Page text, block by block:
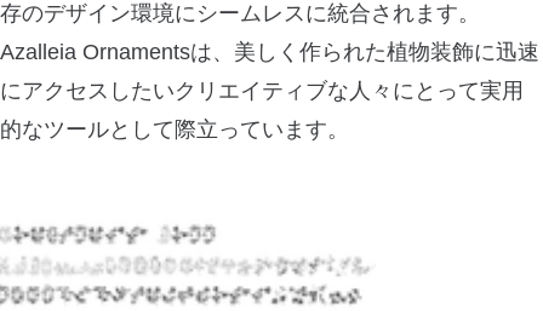
存のデザイン環境にシームレスに統合されます。
Azalleia Ornamentsは、美しく作られた植物装飾に迅速
にアクセスしたいクリエイティブな人々にとって実用
的なツールとして際立っています。